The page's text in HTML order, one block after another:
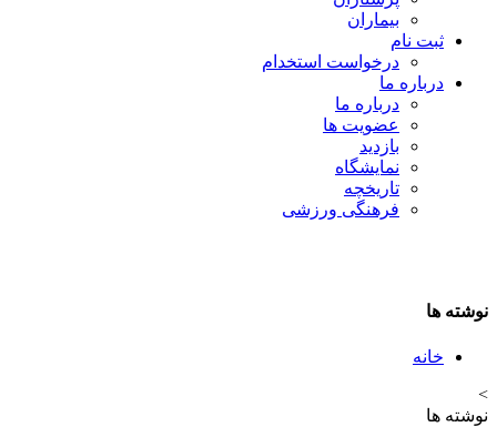
بيماران
ثبت نام
درخواست استخدام
درباره ما
درباره ما
عضویت ها
بازدید
نمایشگاه
تاريخچه
فرهنگی ورزشی
نوشته ها
خانه
>
نوشته ها